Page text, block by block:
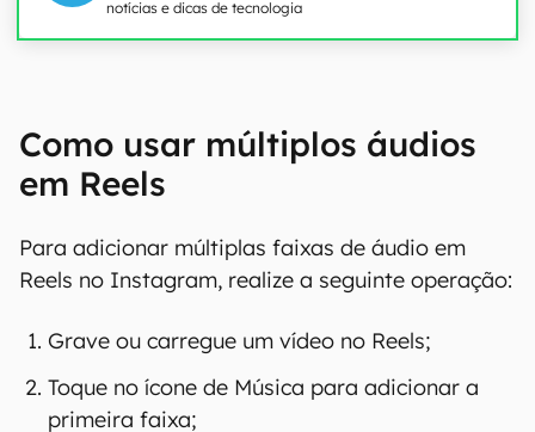
notícias e dicas de tecnologia
Como usar múltiplos áudios
em Reels
Para adicionar múltiplas faixas de áudio em
Reels no Instagram, realize a seguinte operação:
Grave ou carregue um vídeo no Reels;
Toque no ícone de Música para adicionar a
primeira faixa;